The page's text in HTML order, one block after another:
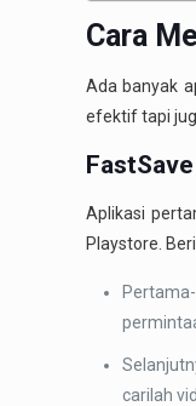
Cara
Ada banyak
efektif tapi
FastSave
Aplikasi
Playstore.
carilah